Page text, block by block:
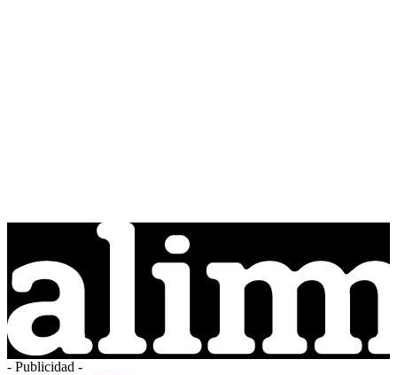
- Publicidad -